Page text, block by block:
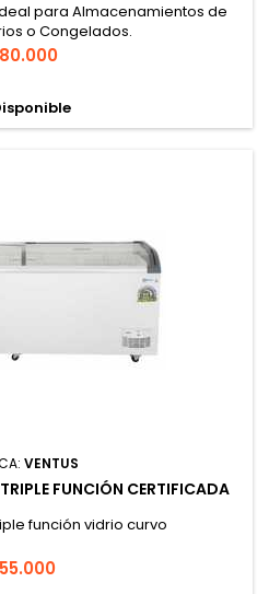
para Almacenamientos de
o Congelados.
VENTUS
FUNCIÓN CERTIFICADA
función vidrio curvo